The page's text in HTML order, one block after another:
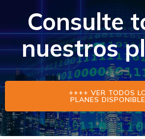
Consulte
nuestros
++++ VER TODOS
PLANES